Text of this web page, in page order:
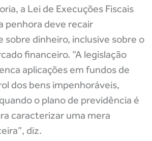
a Lei de Execuções Fiscais
penhora deve recair
dinheiro, inclusive sobre o
financeiro. “A legislação
aplicações em fundos de
dos bens impenhoráveis,
o plano de previdência é
caracterizar uma mera
diz.